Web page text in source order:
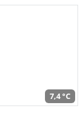
7,4 °C